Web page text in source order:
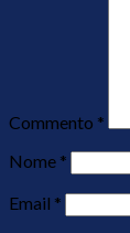
Commento *
Nome *
Email *